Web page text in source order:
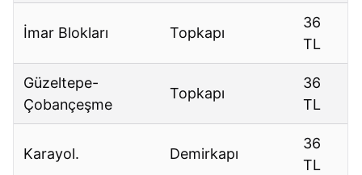
İmar Blokları Topkapı
36
TL
Güzeltepe-
Çobançeşme
Topkapı
36
TL
Karayol. Demirkapı
36
TL